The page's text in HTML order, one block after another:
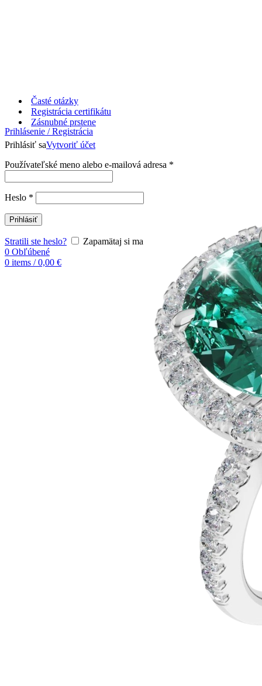
Časté otázky
Registrácia certifikátu
Prihlásenie / Registrácia
Prihlásiť saVytvoriť účet
Používateľské meno alebo e-mailová adresa *
Heslo *
Prihlásiť
Stratili ste heslo?
Zapamätaj si ma
0 Obľúbené
0 items / 0,00 €
Zásnubné prstene